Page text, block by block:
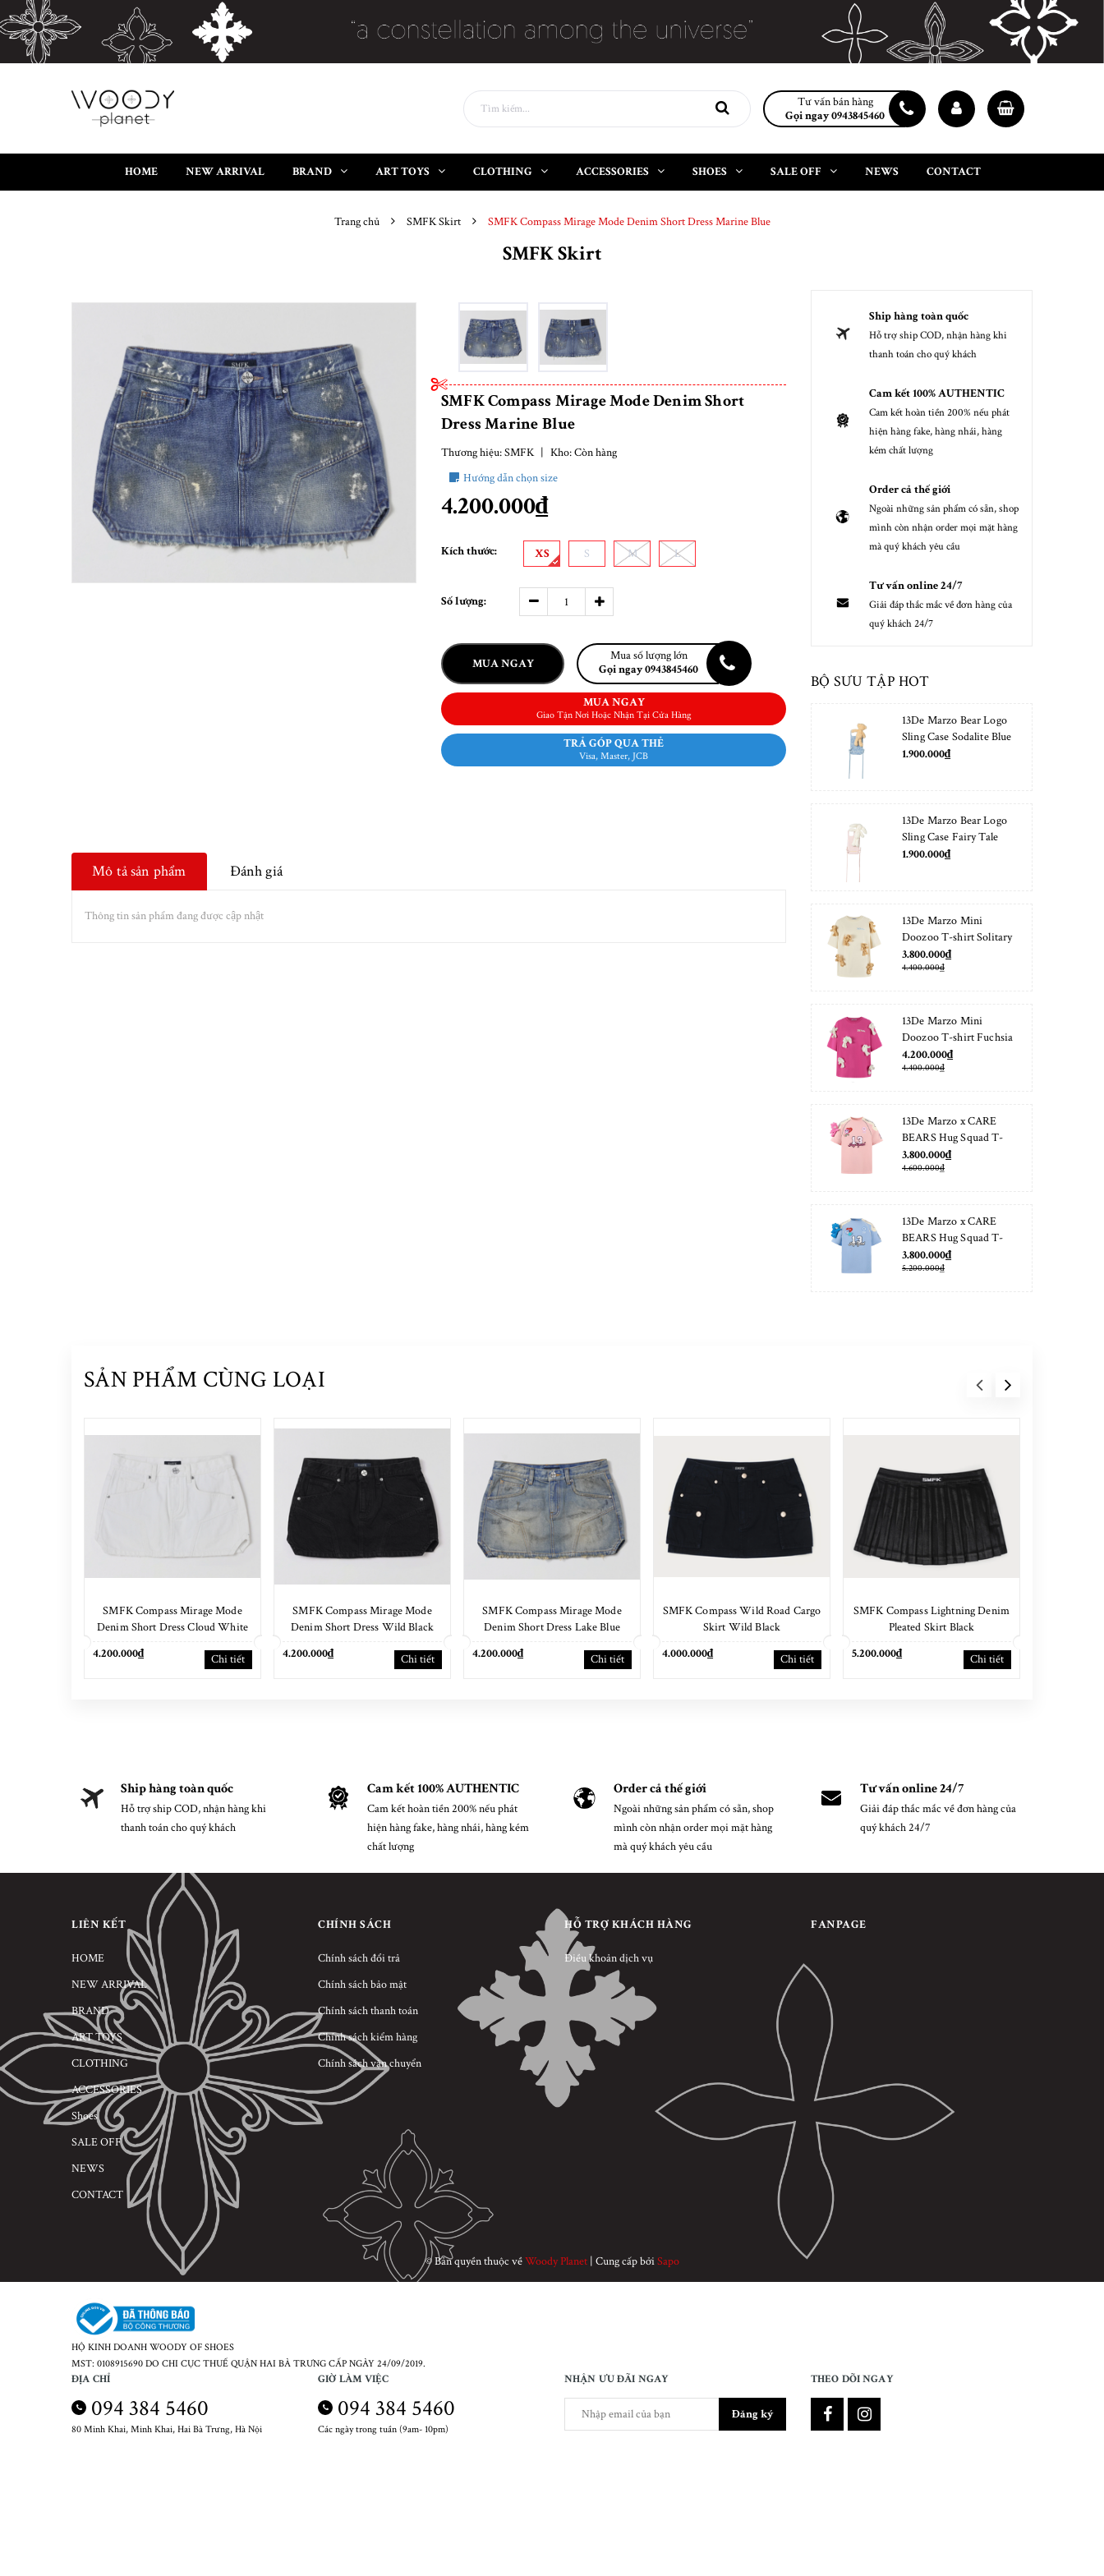
Tư vấn bán hàng
Gọi ngay 0943845460
HOME NEW ARRIVAL BRAND ART TOYS CLOTHING ACCESSORIES SHOES SALE OFF NEWS CONTACT
Trang chủ SMFK Skirt SMFK Compass Mirage Mode Denim Short Dress Marine Blue
SMFK Skirt
SMFK Compass Mirage Mode Denim Short
Dress Marine Blue
Thương hiệu:SMFK | Kho:Còn hàng
Hướng dẫn chọn size
4.200.000₫
Kích thước: XS S M L
Số lượng:
MUA NGAY
Mua số lượng lớn
Gọi ngay 0943845460
MUA NGAY
Giao Tận Nơi Hoặc Nhận Tại Cửa Hàng
TRẢ GÓP QUA THẺ
Visa, Master, JCB
Mô tả sản phẩm Đánh giá
Thông tin sản phẩm đang được cập nhật
Ship hàng toàn quốc
Hỗ trợ ship COD, nhận hàng khi
thanh toán cho quý khách
Cam kết 100% AUTHENTIC
Cam kết hoàn tiền 200% nếu phát
hiện hàng fake, hàng nhái, hàng
kém chất lượng
Order cả thế giới
Ngoài những sản phẩm có sẵn, shop
mình còn nhận order mọi mặt hàng
mà quý khách yêu cầu
Tư vấn online 24/7
Giải đáp thắc mắc về đơn hàng của
quý khách 24/7
BỘ SƯU TẬP HOT
13De Marzo Bear Logo
Sling Case Sodalite Blue
1.900.000₫
13De Marzo Bear Logo
Sling Case Fairy Tale
1.900.000₫
13De Marzo Mini
Doozoo T-shirt Solitary
Star
3.800.000₫
4.400.000₫
13De Marzo Mini
Doozoo T-shirt Fuchsia
Fedora
4.200.000₫
4.400.000₫
13De Marzo x CARE
BEARS Hug Squad T-
shirt Almond Blossom
3.800.000₫
4.600.000₫
13De Marzo x CARE
BEARS Hug Squad T-
shirt Placid Blue
3.800.000₫
5.200.000₫
SẢN PHẨM CÙNG LOẠI
SMFK Compass Mirage Mode
Denim Short Dress Cloud White
4.200.000₫
Chi tiết
SMFK Compass Mirage Mode
Denim Short Dress Wild Black
4.200.000₫
Chi tiết
SMFK Compass Mirage Mode
Denim Short Dress Lake Blue
4.200.000₫
Chi tiết
SMFK Compass Wild Road Cargo
Skirt Wild Black
4.000.000₫
Chi tiết
SMFK Compass Lightning Denim
Pleated Skirt Black
5.200.000₫
Chi tiết
Ship hàng toàn quốc
Hỗ trợ ship COD, nhận hàng khi
thanh toán cho quý khách
Cam kết 100% AUTHENTIC
Cam kết hoàn tiền 200% nếu phát
hiện hàng fake, hàng nhái, hàng kém
chất lượng
Order cả thế giới
Ngoài những sản phẩm có sẵn, shop
mình còn nhận order mọi mặt hàng
mà quý khách yêu cầu
Tư vấn online 24/7
Giải đáp thắc mắc về đơn hàng của
quý khách 24/7
LIÊN KẾT
HOME
NEW ARRIVAL
BRAND
ART TOYS
CLOTHING
ACCESSORIES
Shoes
SALE OFF
NEWS
CONTACT
CHÍNH SÁCH
Chính sách đổi trả
Chính sách bảo mật
Chính sách thanh toán
Chính sách kiểm hàng
Chính sách vận chuyển
HỖ TRỢ KHÁCH HÀNG
Điều khoản dịch vụ
FANPAGE
© Bản quyền thuộc vềWoody Planet | Cung cấp bởiSapo
HỘ KINH DOANH WOODY OF SHOES
MST: 0108915690 DO CHI CỤC THUẾ QUẬN HAI BÀ TRƯNG CẤP NGÀY 24/09/2019.
ĐỊA CHỈ
094 384 5460
80 Minh Khai, Minh Khai, Hai Bà Trưng, Hà Nội
GIỜ LÀM VIỆC
094 384 5460
Các ngày trong tuần (9am- 10pm)
NHẬN ƯU ĐÃI NGAY
Đăng ký
THEO DÕI NGAY